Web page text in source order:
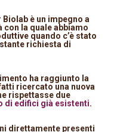
è un impegno a
con la quale abbiamo
quando c’è stato
richiesta di
ha raggiunto la
ricercato una nuova
rispettasse due
di edifici già esistenti.
direttamente presenti